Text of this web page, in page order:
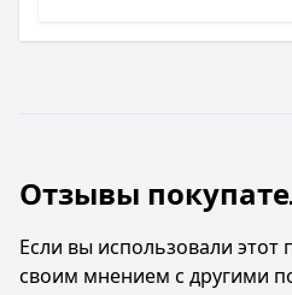
Отзывы
Если вы использовали этот
своим мнением с другими